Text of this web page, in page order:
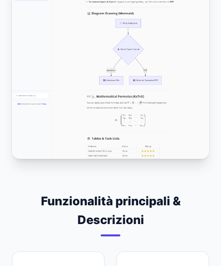
Funzionalità principali &
Descrizioni